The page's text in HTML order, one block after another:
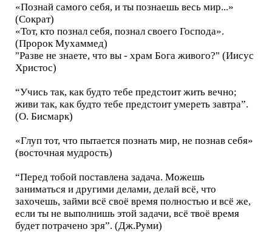
«Познай самого себя, и ты познаешь весь мир...»
(Сократ)
«Тот, кто познал себя, познал своего Господа».
(Пророк Мухаммед)
"Разве не знаете, что вы - храм Бога живого?" (Иисус
Христос)
“Учись так, как будто тебе предстоит жить вечно;
живи так, как будто тебе предстоит умереть завтра”.
(О. Бисмарк)
«Глуп тот, что пытается познать мир, не познав себя»
(восточная мудрость)
“Перед тобой поставлена задача. Можешь
заниматься и другими делами, делай всё, что
захочешь, займи всё своё время полностью и всё же,
если ты не выполнишь этой задачи, всё твоё время
будет потрачено зря”. (Дж.Руми)